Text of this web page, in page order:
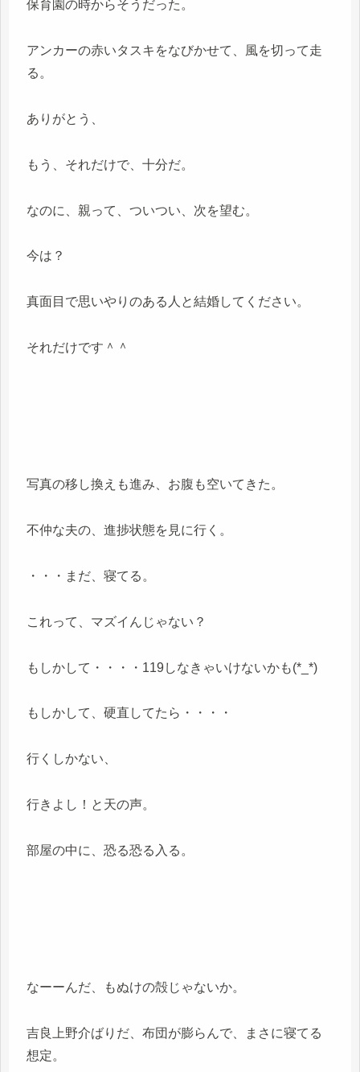
保育園の時からそうだった。
アンカーの赤いタスキをなびかせて、風を切って走
る。
ありがとう、
もう、それだけで、十分だ。
なのに、親って、ついつい、次を望む。
今は？
真面目で思いやりのある人と結婚してください。
それだけです＾＾
写真の移し換えも進み、お腹も空いてきた。
不仲な夫の、進捗状態を見に行く。
・・・まだ、寝てる。
これって、マズイんじゃない？
もしかして・・・・119しなきゃいけないかも(*_*)
もしかして、硬直してたら・・・・
行くしかない、
行きよし！と天の声。
部屋の中に、恐る恐る入る。
なーーんだ、もぬけの殻じゃないか。
吉良上野介ばりだ、布団が膨らんで、まさに寝てる
想定。